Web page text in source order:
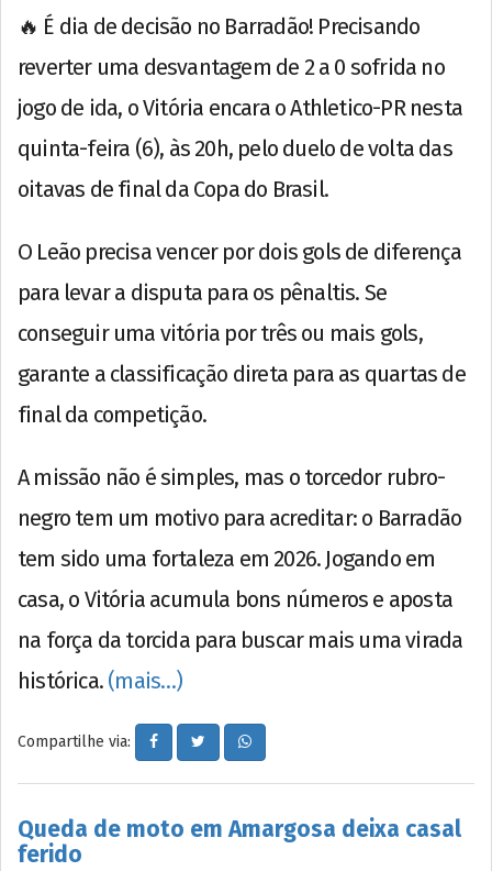
🔥 É dia de decisão no Barradão! Precisando
reverter uma desvantagem de 2 a 0 sofrida no
jogo de ida, o Vitória encara o Athletico-PR nesta
quinta-feira (6), às 20h, pelo duelo de volta das
oitavas de final da Copa do Brasil.
O Leão precisa vencer por dois gols de diferença
para levar a disputa para os pênaltis. Se
conseguir uma vitória por três ou mais gols,
garante a classificação direta para as quartas de
final da competição.
A missão não é simples, mas o torcedor rubro-
negro tem um motivo para acreditar: o Barradão
tem sido uma fortaleza em 2026. Jogando em
casa, o Vitória acumula bons números e aposta
na força da torcida para buscar mais uma virada
histórica. (mais…)
Compartilhe via:
Queda de moto em Amargosa deixa casal
ferido